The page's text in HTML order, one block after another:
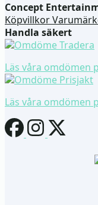
Concept
Köpvillkor
Handla säkert
Läs våra omdömen
Läs våra omdömen